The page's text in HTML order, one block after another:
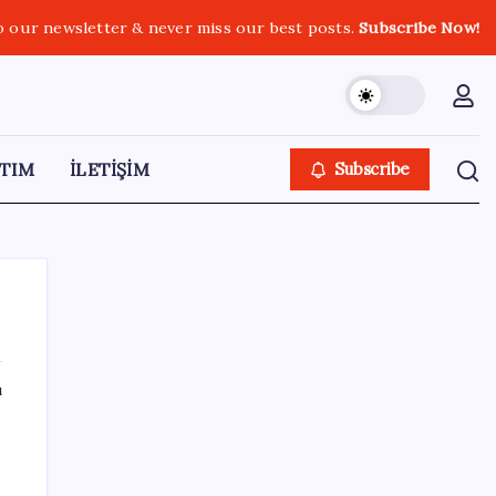
our newsletter & never miss our best posts.Subscribe Now!
İLETİŞİM Subscribe